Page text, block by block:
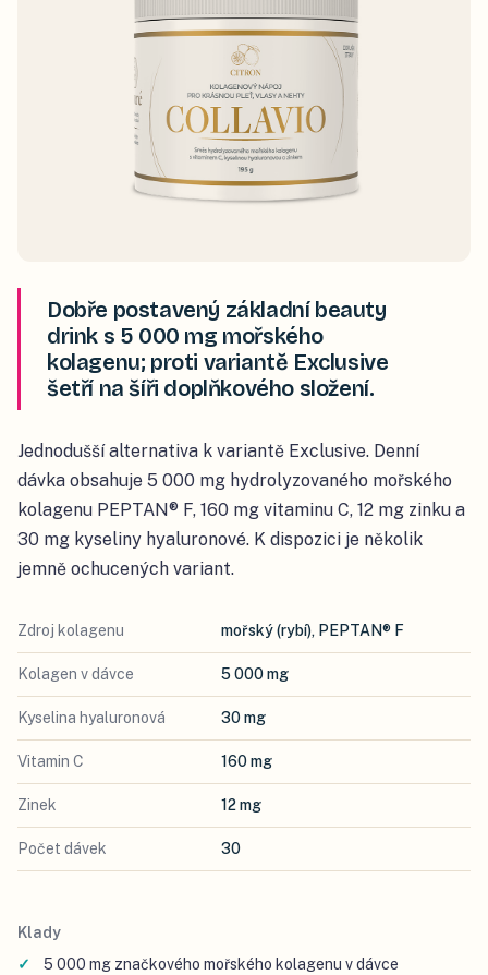
Dobře postavený základní beauty
drink s 5 000 mg mořského
kolagenu; proti variantě Exclusive
šetří na šíři doplňkového složení.
Jednodušší alternativa k variantě Exclusive. Denní
dávka obsahuje 5 000 mg hydrolyzovaného mořského
kolagenu PEPTAN® F, 160 mg vitaminu C, 12 mg zinku a
30 mg kyseliny hyaluronové. K dispozici je několik
jemně ochucených variant.
Zdroj kolagenu mořský (rybí), PEPTAN® F
Kolagen v dávce 5 000 mg
Kyselina hyaluronová 30 mg
Vitamin C 160 mg
Zinek 12 mg
Počet dávek 30
Klady
5 000 mg značkového mořského kolagenu v dávce